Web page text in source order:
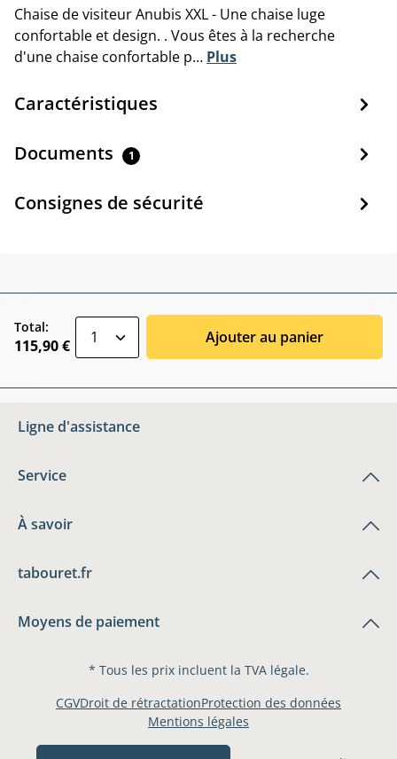
Chaise de visiteur Anubis XXL - Une chaise luge
confortable et design. . Vous êtes à la recherche
d'une chaise confortable p… Plus
Caractéristiques
Documents 1
Consignes de sécurité
Total:
115,90 € Ajouter au panier
Ligne d'assistance
Service
À savoir
tabouret.fr
Moyens de paiement
* Tous les prix incluent la TVA légale.
CGVDroit de rétractationProtection des données
Mentions légales